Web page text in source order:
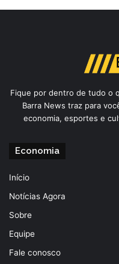
Fique por dentro de tudo o
Barra News traz para
economia, esportes e
Economia
Início
Notícias Agora
Sobre
Equipe
Fale conosco